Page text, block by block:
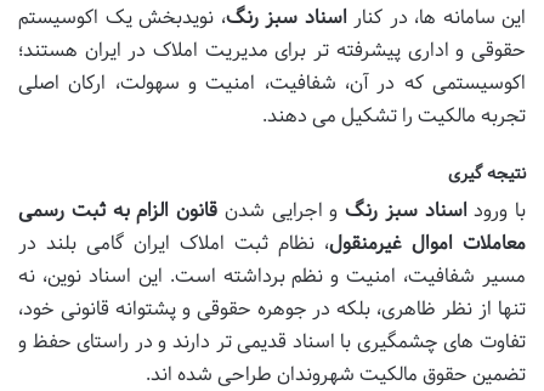
این سامانه ها، در کنار اسناد سبز رنگ، نویدبخش یک اکوسیستم
حقوقی و اداری پیشرفته تر برای مدیریت املاک در ایران هستند؛
اکوسیستمی که در آن، شفافیت، امنیت و سهولت، ارکان اصلی
تجربه مالکیت را تشکیل می دهند.
نتیجه گیری
با ورود اسناد سبز رنگ و اجرایی شدن قانون الزام به ثبت رسمی
معاملات اموال غیرمنقول، نظام ثبت املاک ایران گامی بلند در
مسیر شفافیت، امنیت و نظم برداشته است. این اسناد نوین، نه
تنها از نظر ظاهری، بلکه در جوهره حقوقی و پشتوانه قانونی خود،
تفاوت های چشمگیری با اسناد قدیمی تر دارند و در راستای حفظ و
تضمین حقوق مالکیت شهروندان طراحی شده اند.